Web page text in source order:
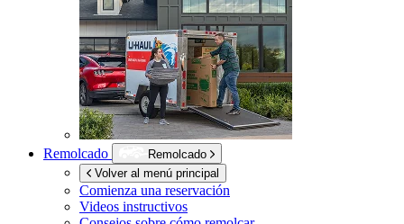
Remolcado
Remolcado
Volver al menú principal
Comienza una reservación
Videos instructivos